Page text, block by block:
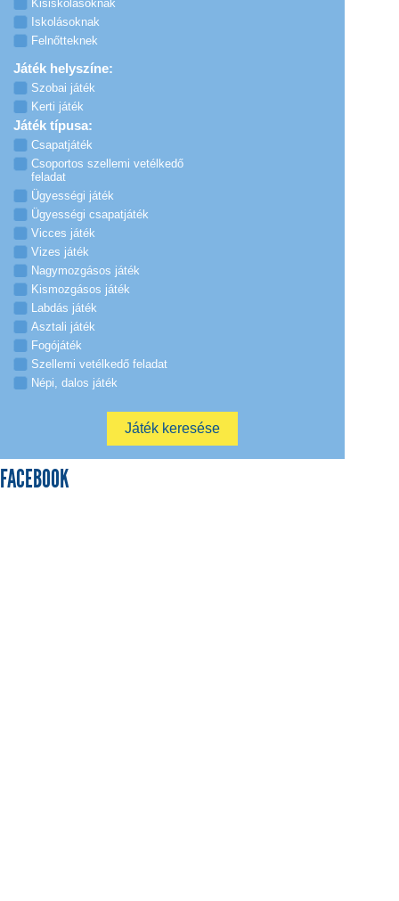
Kisiskolásoknak
Iskolásoknak
Felnőtteknek
Játék helyszíne:
Szobai játék
Kerti játék
Játék típusa:
Csapatjáték
Csoportos szellemi vetélkedő
feladat
Ügyességi játék
Ügyességi csapatjáték
Vicces játék
Vizes játék
Nagymozgásos játék
Kismozgásos játék
Labdás játék
Asztali játék
Fogójáték
Szellemi vetélkedő feladat
Népi, dalos játék
FACEBOOK